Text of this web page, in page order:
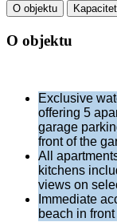
O objektu
O objektu
Exclusive
offering 5
garage
front of the
All
kitchens
views on
Immediate
beach in